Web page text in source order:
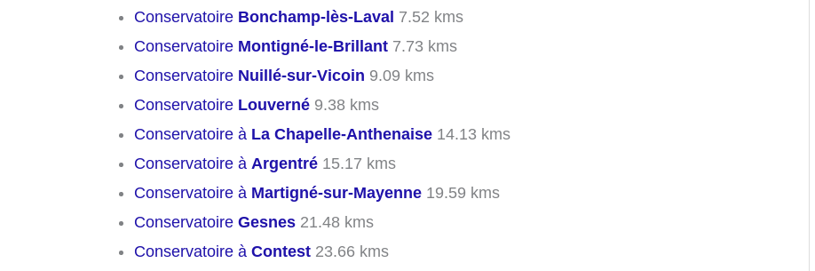
Conservatoire Bonchamp-lès-Laval 7.52 kms
Conservatoire Montigné-le-Brillant 7.73 kms
Conservatoire Nuillé-sur-Vicoin 9.09 kms
Conservatoire Louverné 9.38 kms
Conservatoire à La Chapelle-Anthenaise 14.13 kms
Conservatoire à Argentré 15.17 kms
Conservatoire à Martigné-sur-Mayenne 19.59 kms
Conservatoire Gesnes 21.48 kms
Conservatoire à Contest 23.66 kms